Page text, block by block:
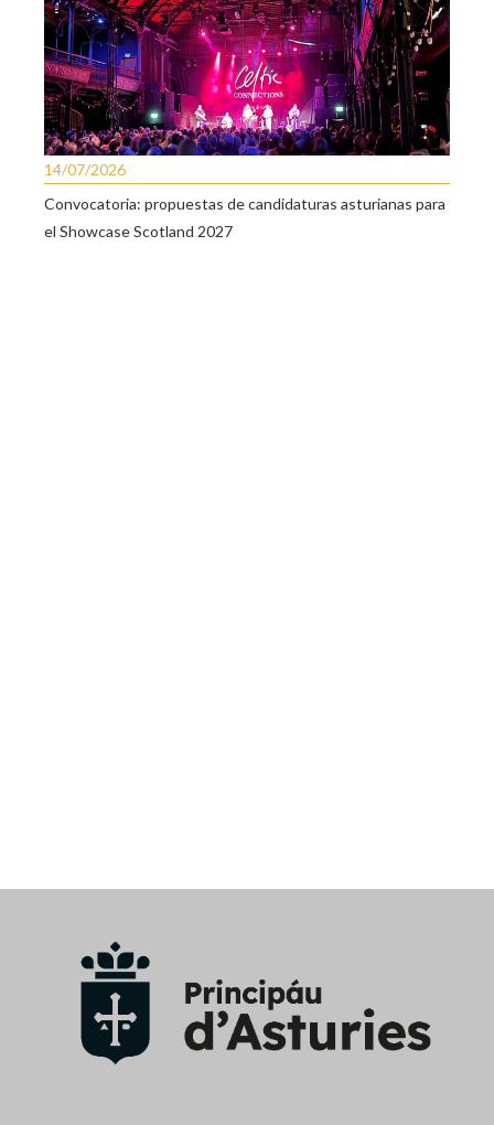
14/07/2026
Convocatoria: propuestas de candidaturas asturianas para
el Showcase Scotland 2027